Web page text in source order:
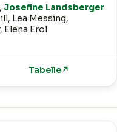
Josefine Landsberger
Lea Messing,
Elena Erol
Tabelle↗